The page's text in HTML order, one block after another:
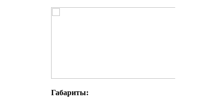
Габариты: